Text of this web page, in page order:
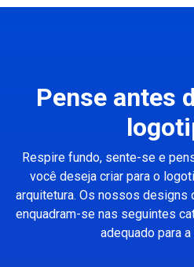
Pense antes
Respire fundo, sente-se e
você deseja criar para o
arquitetura. Os nossos
enquadram-se nas seguintes
adequado para a